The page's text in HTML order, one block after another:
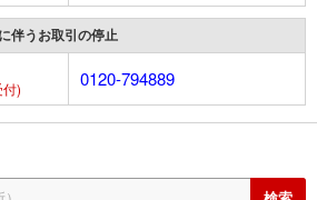
伴うお取引の停止
付)
0120-794889